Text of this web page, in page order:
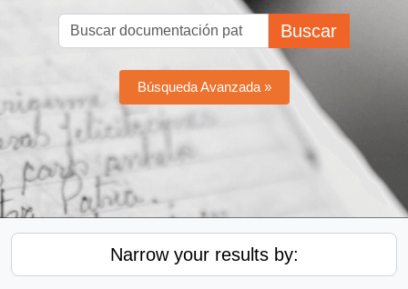
Buscar
Búsqueda Avanzada »
Narrow your results by: